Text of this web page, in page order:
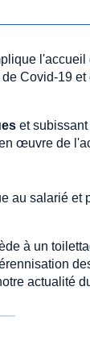
Covid-19
et
œuvre de
au salarié et
à un
actualité